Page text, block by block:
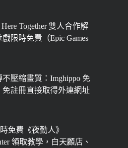
Here Together 雙人合作解
限時免費（Epic Games
不壓縮畫質：Imghippo 免
免註冊直接取得外連網址
免費《夜勤人》
領取教學，白天顧店、